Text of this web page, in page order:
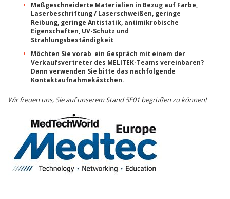
Maßgeschneiderte Materialien in Bezug auf Farbe,
Laserbeschriftung / Laserschweißen, geringe
Reibung, geringe Antistatik, antimikrobische
Eigenschaften, UV-Schutz und
Strahlungsbeständigkeit
Möchten Sie vorab ein Gespräch mit einem der
Verkaufsvertreter des MELITEK-Teams vereinbaren?
Dann verwenden Sie bitte das nachfolgende
Kontaktaufnahmekästchen.
Wir freuen uns, Sie auf unserem Stand 5E01 begrüßen zu können!